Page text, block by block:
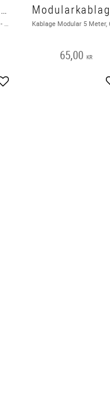
Modulargren 8P8C Han - 2 x Hon
Add to favorites
65,00 KR